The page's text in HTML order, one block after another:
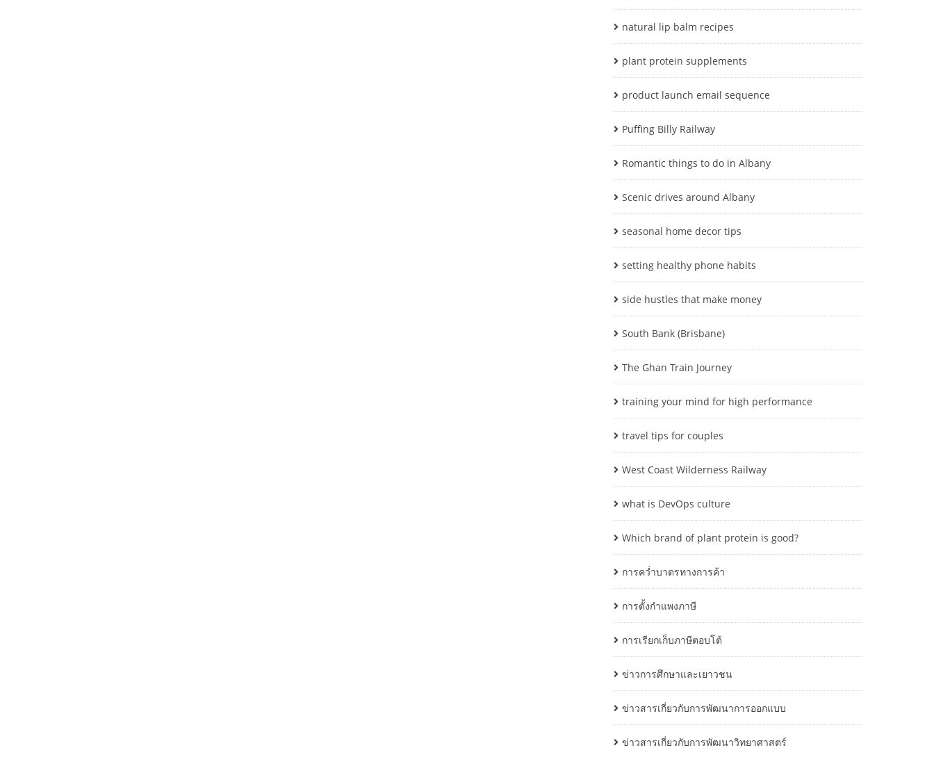
natural lip balm recipes
plant protein supplements
product launch email sequence
Puffing Billy Railway
Romantic things to do in Albany
Scenic drives around Albany
seasonal home decor tips
setting healthy phone habits
side hustles that make money
South Bank (Brisbane)
The Ghan Train Journey
training your mind for high performance
travel tips for couples
West Coast Wilderness Railway
what is DevOps culture
Which brand of plant protein is good?
การคว่ำบาตรทางการค้า
การตั้งกำแพงภาษี
การเรียกเก็บภาษีตอบโต้
ข่าวการศึกษาและเยาวชน
ข่าวสารเกี่ยวกับการพัฒนาการออกแบบ
ข่าวสารเกี่ยวกับการพัฒนาวิทยาศาสตร์